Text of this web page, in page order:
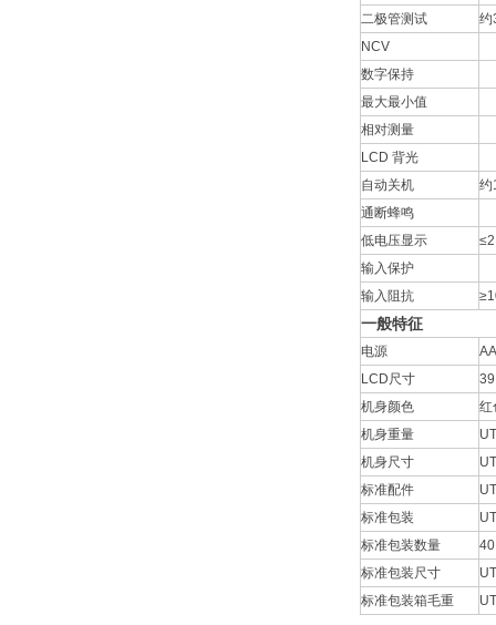
二极管测试
约
NCV
数字保持
最大最小值
相对测量
LCD 背光
自动关机
约
通断蜂鸣
低电压显示
输入保护
输入阻抗
一般特征
电源
LCD尺寸
机身颜色
红
机身重量
机身尺寸
标准配件
标准包装
标准包装数量
标准包装尺寸
标准包装箱毛重